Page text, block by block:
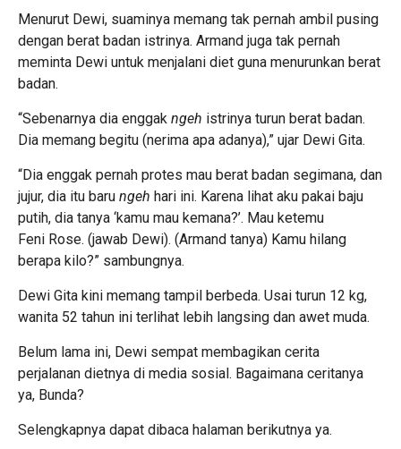
Menurut Dewi, suaminya memang tak pernah ambil pusing
dengan berat badan istrinya. Armand juga tak pernah
meminta Dewi untuk menjalani diet guna menurunkan berat
badan.
“Sebenarnya dia enggak ngeh istrinya turun berat badan.
Dia memang begitu (nerima apa adanya),” ujar Dewi Gita.
“Dia enggak pernah protes mau berat badan segimana, dan
jujur, dia itu baru ngeh hari ini. Karena lihat aku pakai baju
putih, dia tanya ‘kamu mau kemana?’. Mau ketemu
Feni Rose. (jawab Dewi). (Armand tanya) Kamu hilang
berapa kilo?” sambungnya.
Dewi Gita kini memang tampil berbeda. Usai turun 12 kg,
wanita 52 tahun ini terlihat lebih langsing dan awet muda.
Belum lama ini, Dewi sempat membagikan cerita
perjalanan dietnya di media sosial. Bagaimana ceritanya
ya, Bunda?
Selengkapnya dapat dibaca halaman berikutnya ya.